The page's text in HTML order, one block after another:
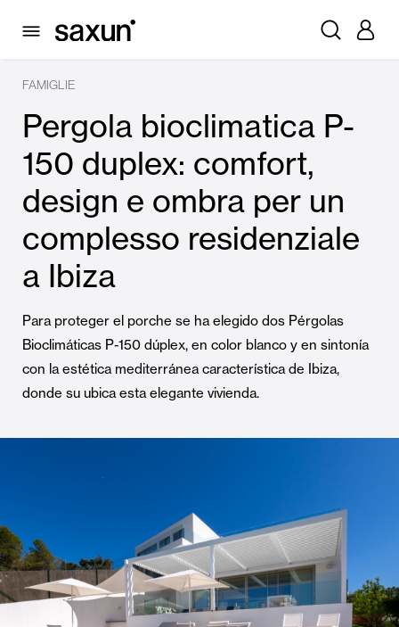
FAMIGLIE
Pergola bioclimatica P-
150 duplex: comfort,
design e ombra per un
complesso residenziale
a Ibiza
Para proteger el porche se ha elegido dos Pérgolas
Bioclimáticas P-150 dúplex, en color blanco y en sintonía
con la estética mediterránea característica de Ibiza,
donde su ubica esta elegante vivienda.